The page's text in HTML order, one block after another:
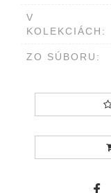
V
KOLEKCIÁCH:
ZO SÚBORU: